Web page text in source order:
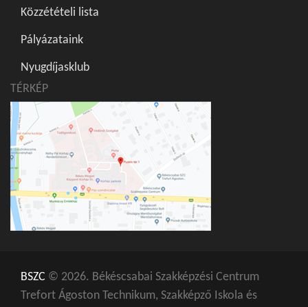
Közzétételi lista
Pályázataink
Nyugdíjasklub
TÉRKÉP
BSZC © 2026. Békéscsabai Szakképzési Centrum
Trefort Ágoston Technikum, Szakképző Iskola és